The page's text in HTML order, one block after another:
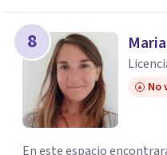
8
No
En este espacio